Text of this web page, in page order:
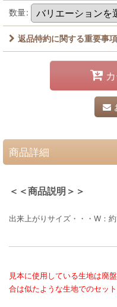
数量:
返品特約に関する重要事項
商品詳細
＜＜商品説明＞＞
出来上がりサイズ・・・W：
見本に使用している生地は廃
合は似たような生地でのセット